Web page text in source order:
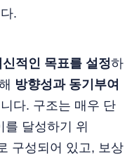
.
적인 목표를 설정하
방향성과 동기부여
다. 구조는 매우 단
를 달성하기 위
구성되어 있고, 보상